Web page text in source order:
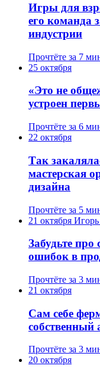
Игры для
его команда
индустрии
Прочтёте за 7
25 октября
«Это не
устроен
Прочтёте за 6
22 октября
Так
мастерская
дизайна
Прочтёте за 5
21 октября
Забудьте
ошибок в
Прочтёте за 3
21 октября
Сам себе
собственный
Прочтёте за 3
20 октября